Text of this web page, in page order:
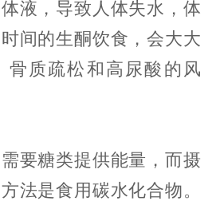
液，导致人体失水，体
间的生酮饮食，会大大
骨质疏松和高尿酸的风
要糖类提供能量，而摄
法是食用碳水化合物。